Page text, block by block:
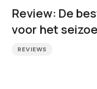
Review: De
voor het
REVIEWS